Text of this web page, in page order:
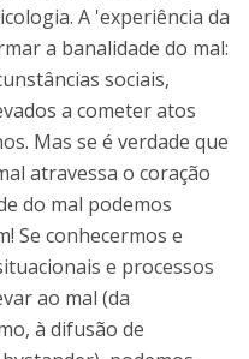
A 'experiência da
a banalidade do mal:
sociais,
a cometer atos
Mas se é verdade que
atravessa o coração
do mal podemos
Se conhecermos e
e processos
ao mal (da
à difusão de